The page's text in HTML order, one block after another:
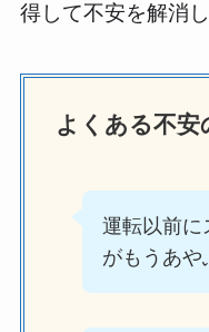
得して不安を解消
よくある不安
運転以前に
がもうあや